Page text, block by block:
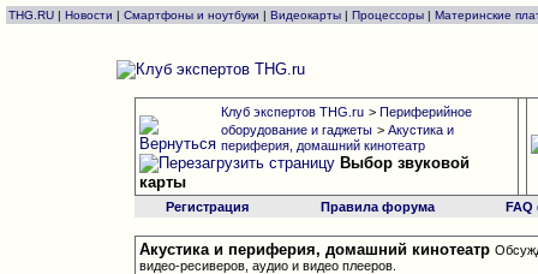
THG.RU | Новости | Смартфоны и ноутбуки | Видеокарты | Процессоры | Материнские
Клуб экспертов THG.ru > Периферийное
оборудование и гаджеты > Акустика и
периферия, домашний кинотеатр
Выбор звуковой
карты
Регистрация Правила форума
Акустика и периферия, домашний кинотеатр
видео-ресиверов, аудио и видео плееров.